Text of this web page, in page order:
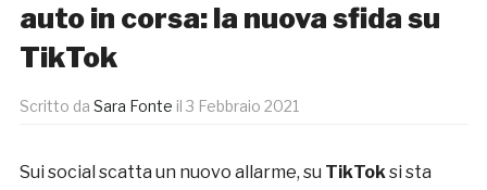
auto in corsa: la nuova sfida su
TikTok
Scritto da Sara Fonte il 3 Febbraio 2021
Sui social scatta un nuovo allarme, su TikToksi sta